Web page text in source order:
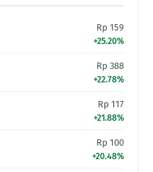
Rp 159
+25.20%
Rp 388
+22.78%
Rp 117
+21.88%
Rp 100
+20.48%